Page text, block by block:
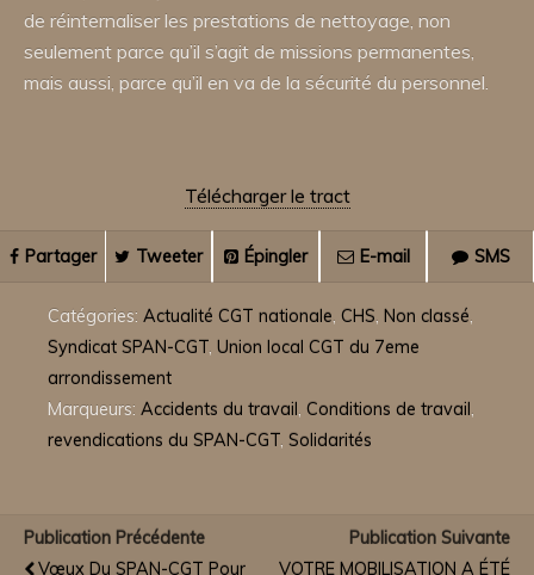
de réinternaliser les prestations de nettoyage, non
seulement parce qu’il s’agit de missions permanentes,
mais aussi, parce qu’il en va de la sécurité du personnel.
Télécharger le tract
Partager Tweeter Épingler E-mail SMS
Catégories: Actualité CGT nationale, CHS, Non classé,
Syndicat SPAN-CGT, Union local CGT du 7eme
arrondissement
Marqueurs: Accidents du travail, Conditions de travail,
revendications du SPAN-CGT, Solidarités
Publication Précédente
Vœux Du SPAN-CGT Pour
Publication Suivante
VOTRE MOBILISATION A ÉTÉ